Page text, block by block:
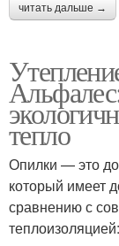
читать дальше →
тепло
Опилки — это
который имеет
сравнению с
теплоизоляцией: